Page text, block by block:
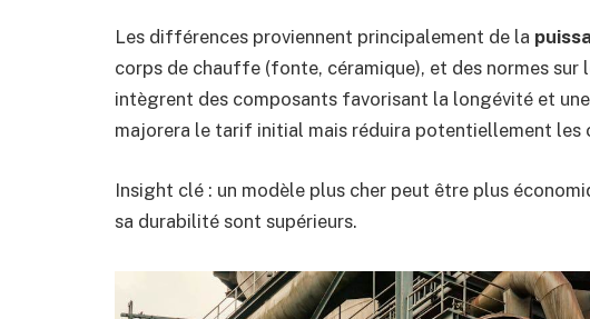
Les différences proviennent principalement de la
corps de chauffe (fonte, céramique), et des normes sur
intègrent des composants favorisant la longévité et
majorera le tarif initial mais réduira potentiellement les
Insight clé : un modèle plus cher peut être plus
sa durabilité sont supérieurs.